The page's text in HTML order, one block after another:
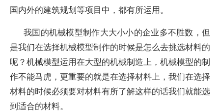
国内外的建筑规划等项目中，都有所运用。
我国的机械模型制作大大小小的企业多不胜数，但
是我们在选择机械模型制作的时候是怎么去挑选材料的
呢？机械模型运用在大型的机械制造上，机械模型的制
作不能马虎，更重要的就是在选择材料上，我们在选择
材料的时候必须要对材料有所了解这样的话我们就能选
到适合的材料。